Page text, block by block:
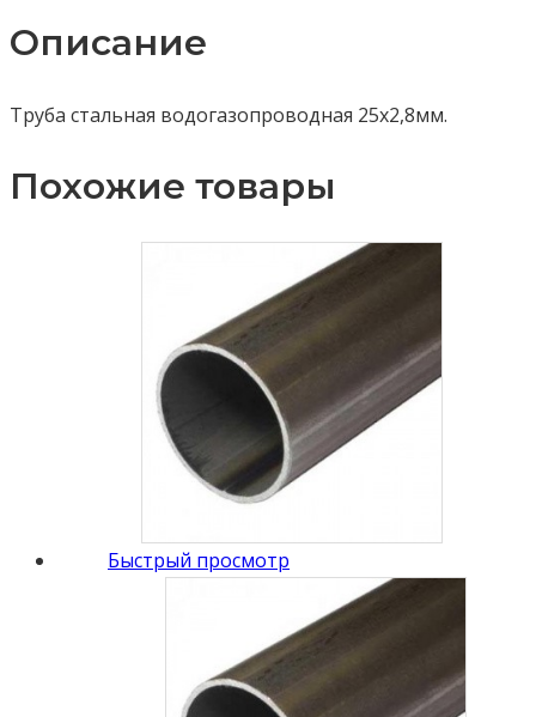
мм
Описание
Труба стальная водогазопроводная 25х2,8мм.
Похожие товары
Быстрый просмотр